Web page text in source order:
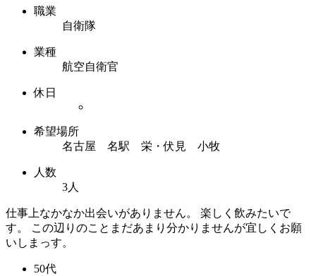
職業
自衛隊
業種
航空自衛官
休日
希望場所
名古屋 名駅 栄・伏見 小牧
人数
3人
仕事上なかなか出会いがありません。 楽しく飲みたいで
す。 この辺りのことまだあまり分かりませんが宜しくお願
いしまっす。
50代